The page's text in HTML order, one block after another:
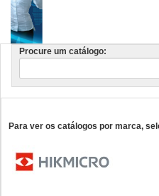
Procure um catálogo:
Para ver os catálogos por marca,